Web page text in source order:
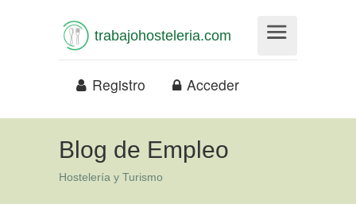
trabajohosteleria.com
Registro Acceder
Blog de Empleo
Hostelería y Turismo